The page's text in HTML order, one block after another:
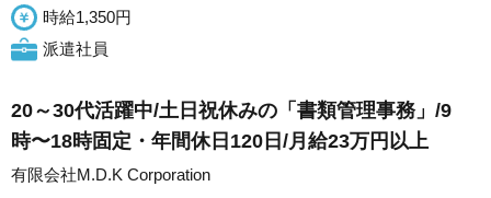
時給1,350円
派遣社員
20～30代活躍中/土日祝休みの「書類管理事務」/9
時〜18時固定・年間休日120日/月給23万円以上
有限会社M.D.K Corporation